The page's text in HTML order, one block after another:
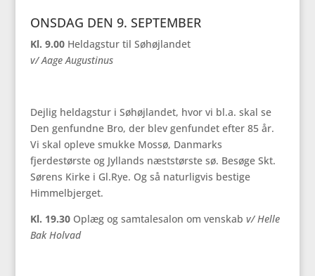
ONSDAG DEN 9. SEPTEMBER
Kl. 9.00Heldagstur til Søhøjlandet
v/ Aage Augustinus
Dejlig heldagstur i Søhøjlandet, hvor vi bl.a. skal se
Den genfundne Bro, der blev genfundet efter 85 år.
Vi skal opleve smukke Mossø, Danmarks
fjerdestørste og Jyllands næststørste sø. Besøge Skt.
Sørens Kirke i Gl.Rye. Og så naturligvis bestige
Himmelbjerget.
Kl. 19.30Oplæg og samtalesalon om venskab v/ Helle
Bak Holvad